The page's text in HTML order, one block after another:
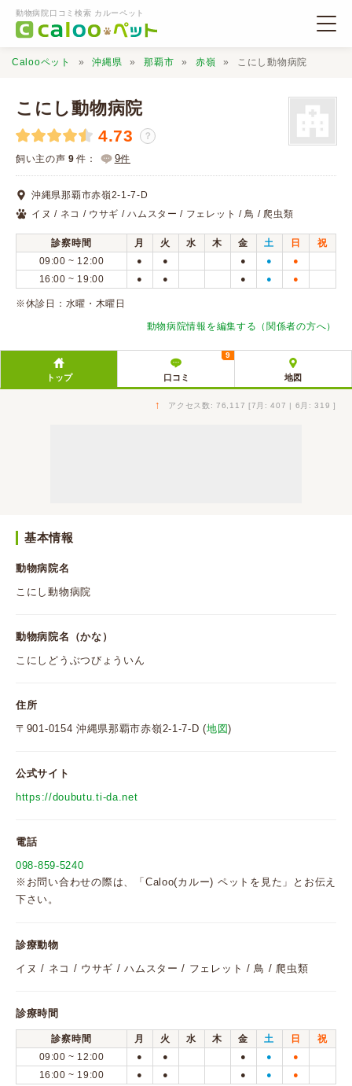
動物病院口コミ検索 カルーペット
動物病院検索
口コミ検索
Calooペットとは？
口コミ投稿
Calooペット 沖縄県 那覇市 赤嶺 こにし動物病院
こにし動物病院
4.73 ？
飼い主の声 9 件： 9件
沖縄県那覇市赤嶺2-1-7-D
イヌ / ネコ / ウサギ / ハムスター / フェレット / 鳥 / 爬虫類
診察時間 月 火 水 木 金 土 日
祝
09:00 ~ 12:00
● ● ● ● ●
16:00 ~ 19:00 ● ● ● ● ●
※休診日：水曜・木曜日
動物病院情報を編集する（関係者の方へ）
トップ 口コミ
9
地図
↑ アクセス数: 76,117 [7月: 407 | 6月: 319 ]
基本情報
動物病院名
こにし動物病院
動物病院名（かな）
こにしどうぶつびょういん
住所
〒901-0154 沖縄県那覇市赤嶺2-1-7-D (地図)
公式サイト
https://doubutu.ti-da.net
電話
098-859-5240
※お問い合わせの際は、「Caloo(カルー) ペットを見た」とお伝え
下さい。
診療動物
イヌ / ネコ / ウサギ / ハムスター / フェレット / 鳥 / 爬虫類
診療時間
診察時間 月 火 水 木 金 土 日
祝
09:00 ~ 12:00
● ● ● ● ●
16:00 ~ 19:00 ● ● ● ● ●